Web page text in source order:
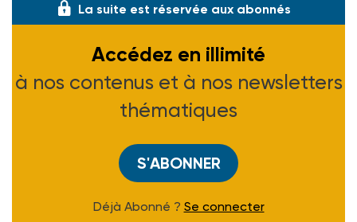
La suite est réservée aux abonnés
Accédez en illimité
à nos contenus et à nos newsletters
thématiques
S'ABONNER
Déjà Abonné ? Se connecter